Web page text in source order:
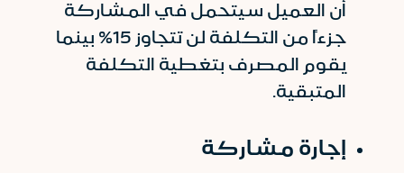
أن العميل سيتحمل في المشاركة
جزءاً من التكلفة لن تتجاوز 15% بينما
يقوم المصرف بتغطية التكلفة
المتبقية.
إجارة مشاركة